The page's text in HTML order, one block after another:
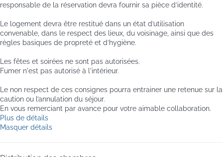
responsable de la réservation devra fournir sa pièce d’identité.
Le logement devra être restitué dans un état d’utilisation
convenable, dans le respect des lieux, du voisinage, ainsi que des
règles basiques de propreté et d’hygiène.
Les fêtes et soirées ne sont pas autorisées.
Fumer n'est pas autorisé à l'intérieur.
Le non respect de ces consignes pourra entrainer une retenue sur la
caution ou l’annulation du séjour.
En vous remerciant par avance pour votre aimable collaboration.
Plus de détails
Masquer détails